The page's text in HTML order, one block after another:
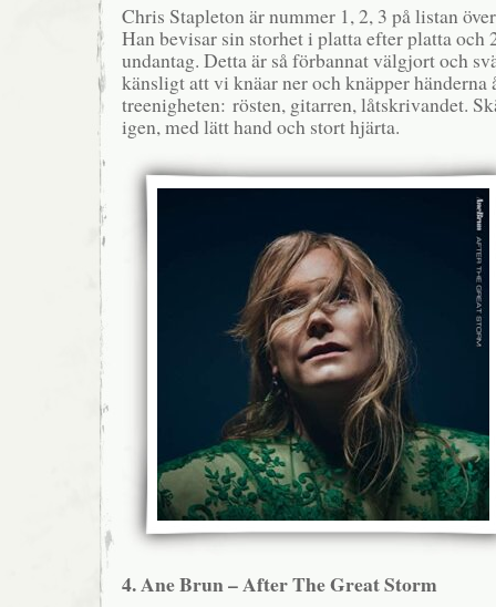
Chris Stapleton är nummer 1, 2, 3 på listan
Han bevisar sin storhet i platta efter platta och
undantag. Detta är så förbannat välgjort och
känsligt att vi knäar ner och knäpper händerna
treenigheten: rösten, gitarren, låtskrivandet.
igen, med lätt hand och stort hjärta.
4. Ane Brun – After The Great Storm